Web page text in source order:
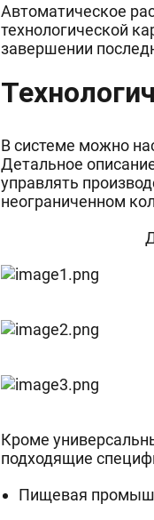
Автоматическое
технологической
завершении
В системе можно
Детальное
управлять
неограниченном
Кроме
подходящие
Пищевая